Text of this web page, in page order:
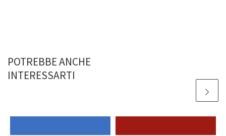
POTREBBE ANCHE
INTERESSARTI